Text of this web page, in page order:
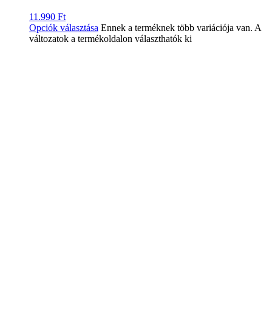
11.990 Ft
Opciók választása Ennek a terméknek több variációja van. A
változatok a termékoldalon választhatók ki